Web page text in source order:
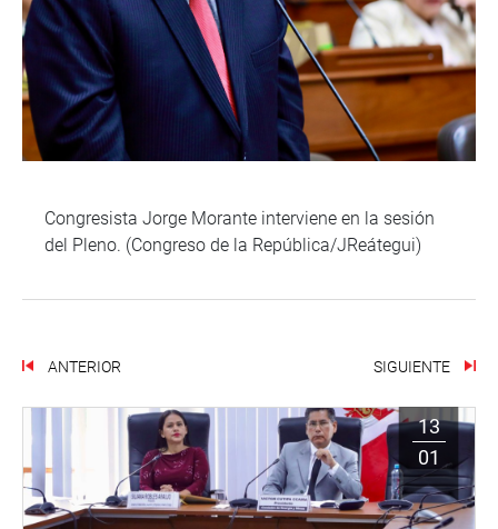
Congresista Jorge Morante interviene en la sesión
del Pleno. (Congreso de la República/JReátegui)
ANTERIOR SIGUIENTE
13
01